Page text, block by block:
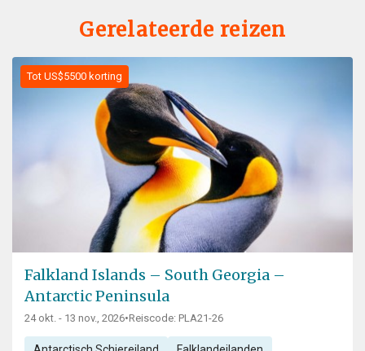
Gerelateerde reizen
Tot US$5500 korting
Falkland Islands – South Georgia –
Antarctic Peninsula
24 okt. - 13 nov., 2026•Reiscode: PLA21-26